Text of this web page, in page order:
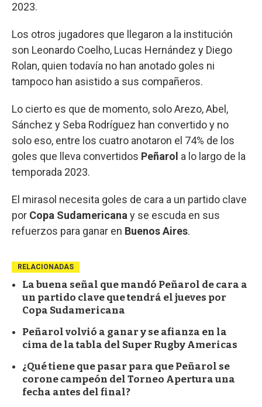
2023.
Los otros jugadores que llegaron a la institución
son Leonardo Coelho, Lucas Hernández y Diego
Rolan, quien todavía no han anotado goles ni
tampoco han asistido a sus compañeros.
Lo cierto es que de momento, solo Arezo, Abel,
Sánchez y Seba Rodríguez han convertido y no
solo eso, entre los cuatro anotaron el 74% de los
goles que lleva convertidos Peñarol a lo largo de la
temporada 2023.
El mirasol necesita goles de cara a un partido clave
por Copa Sudamericana y se escuda en sus
refuerzos para ganar en Buenos Aires.
RELACIONADAS
La buena señal que mandó Peñarol de cara a
un partido clave que tendrá el jueves por
Copa Sudamericana
Peñarol volvió a ganar y se afianza en la
cima de la tabla del Super Rugby Americas
¿Qué tiene que pasar para que Peñarol se
corone campeón del Torneo Apertura una
fecha antes del final?